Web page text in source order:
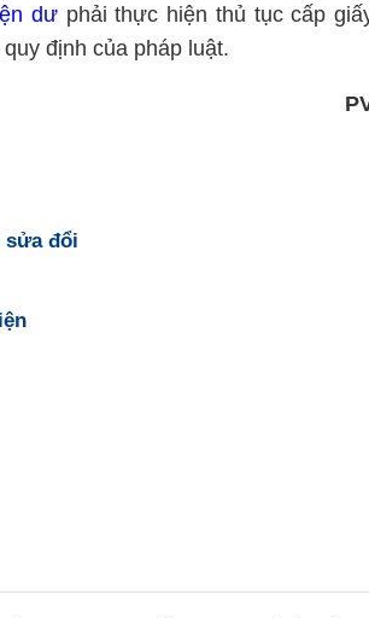
dưphải thực hiện thủ tục cấp
định của pháp luật.
sửa đổi